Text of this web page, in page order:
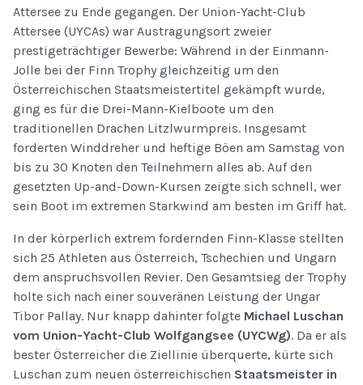
Attersee zu Ende gegangen. Der Union-Yacht-Club
Attersee (UYCAs) war Austragungsort zweier
prestigeträchtiger Bewerbe: Während in der Einmann-
Jolle bei der Finn Trophy gleichzeitig um den
Österreichischen Staatsmeistertitel gekämpft wurde,
ging es für die Drei-Mann-Kielboote um den
traditionellen Drachen Litzlwurmpreis. Insgesamt
forderten Winddreher und heftige Böen am Samstag von
bis zu 30 Knoten den Teilnehmern alles ab. Auf den
gesetzten Up-and-Down-Kursen zeigte sich schnell, wer
sein Boot im extremen Starkwind am besten im Griff hat.
In der körperlich extrem fordernden Finn-Klasse stellten
sich 25 Athleten aus Österreich, Tschechien und Ungarn
dem anspruchsvollen Revier. Den Gesamtsieg der Trophy
holte sich nach einer souveränen Leistung der Ungar
Tibor Pallay. Nur knapp dahinter folgte Michael Luschan
vom Union-Yacht-Club Wolfgangsee (UYCWg). Da er als
bester Österreicher die Ziellinie überquerte, kürte sich
Luschan zum neuen österreichischen Staatsmeister in